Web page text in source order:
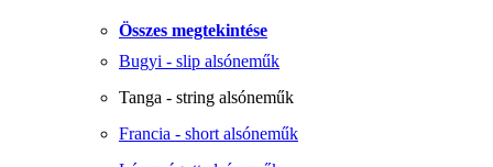
Összes megtekintése
Bugyi - slip alsóneműk
Tanga - string alsóneműk
Francia - short alsóneműk